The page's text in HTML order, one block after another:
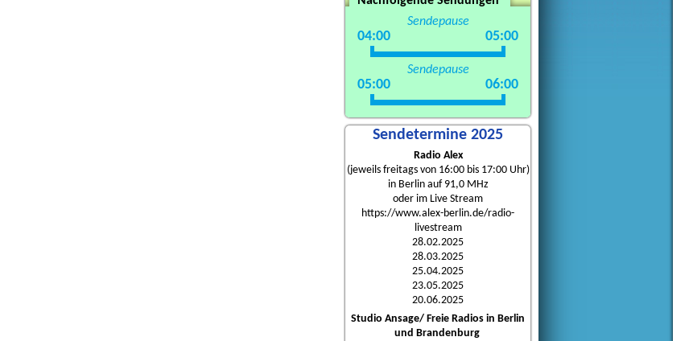
Sendepause
04:00 05:00
Sendepause
05:00 06:00
Sendetermine 2025
Radio Alex
(jeweils freitags von 16:00 bis 17:00 Uhr)
in Berlin auf 91,0 MHz
oder im Live Stream
https://www.alex-berlin.de/radio-
livestream
28.02.2025
28.03.2025
25.04.2025
23.05.2025
20.06.2025
Studio Ansage/ Freie Radios in Berlin
und Brandenburg